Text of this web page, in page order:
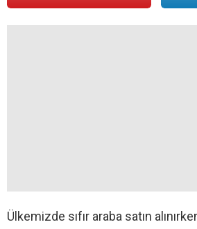
Ülkemizde sıfır araba satın